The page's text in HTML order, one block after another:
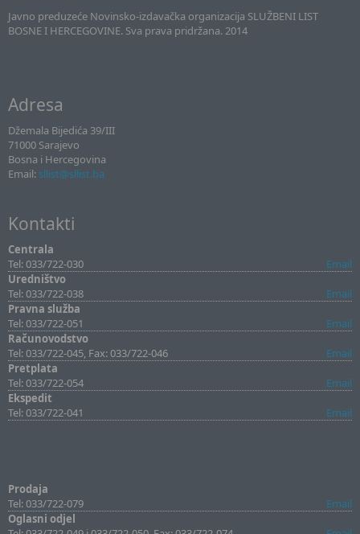
Javno preduzeće Novinsko-izdavačka organizacija SLUŽBENI LIST
BOSNE I HERCEGOVINE. Sva prava pridržana. 2014
Adresa
Džemala Bijedića 39/III
71000 Sarajevo
Bosna i Hercegovina
Email: sllist@sllist.ba
Kontakti
Centrala
Tel: 033/722-030
Email
Uredništvo
Tel: 033/722-038
Email
Pravna služba
Tel: 033/722-051
Email
Računovodstvo
Tel: 033/722-045, Fax: 033/722-046
Email
Pretplata
Tel: 033/722-054
Email
Ekspedit
Tel: 033/722-041
Email
Prodaja
Tel: 033/722-079
Email
Oglasni odjel